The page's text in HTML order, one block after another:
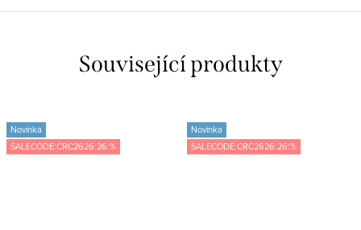
Související produkty
Novinka
SALECODE:CRC2626:26:%
Novinka
SALECODE:CRC2626:26:%